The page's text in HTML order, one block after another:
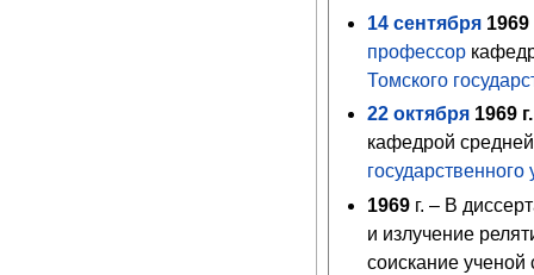
14 сентября 1969
профессор
Томского
22 октября 1969 г.
кафедрой
государственного
1969 г. – В
и излучение
соискание